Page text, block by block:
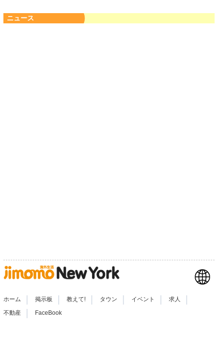
ニュース
ホーム 掲示板 教えて! タウン イベント 求人
不動産 | FaceBook